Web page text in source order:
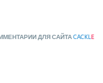
ДЛЯ САЙТАCACKLE